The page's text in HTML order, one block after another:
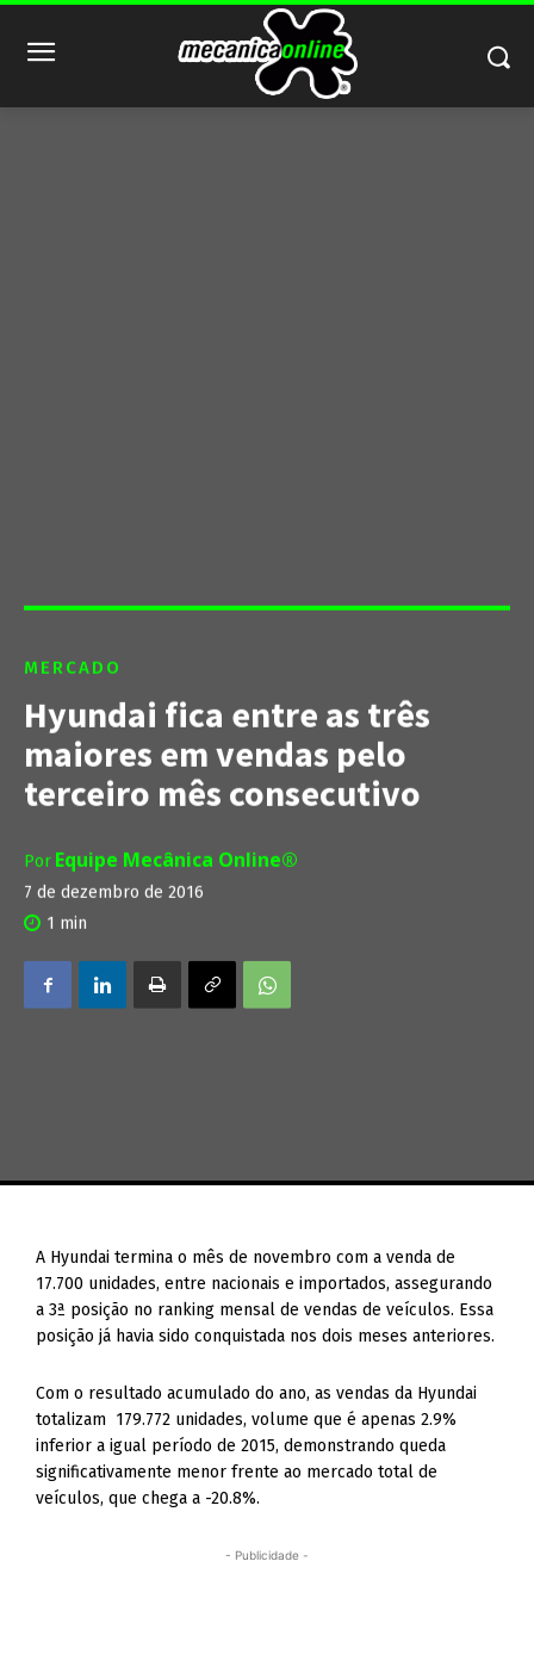
MERCADO
Hyundai fica entre as três
maiores em vendas pelo
terceiro mês consecutivo
Por Equipe Mecânica Online®
7 de dezembro de 2016
1 min
A Hyundai termina o mês de novembro com a venda de
17.700 unidades, entre nacionais e importados, assegurando
a 3ª posição no ranking mensal de vendas de veículos. Essa
posição já havia sido conquistada nos dois meses anteriores.
Com o resultado acumulado do ano, as vendas da Hyundai
totalizam 179.772 unidades, volume que é apenas 2.9%
inferior a igual período de 2015, demonstrando queda
significativamente menor frente ao mercado total de
veículos, que chega a -20.8%.
- Publicidade -